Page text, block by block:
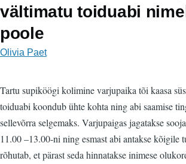
vältimatu toiduabi
poole
Olivia Paet
Tartu supiköögi kolimine varjupaika tõi kaasa
toiduabi koondub ühte kohta ning abi saamise
sellevõrra selgemaks. Varjupaigas jagatakse
11.00 –13.00-ni ning esmast abi antakse kõigile
rõhutab, et pärast seda hinnatakse inimese